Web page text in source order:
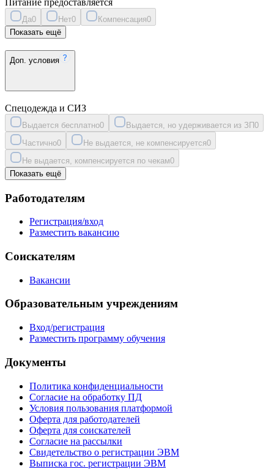
Питание предоставляется
Да0 Нет0 Компенсация0
Показать ещё
Доп. условия
Спецодежда и СИЗ
Выдается бесплатно0 Выдается, но удерживается из ЗП0
Частично0 Не выдается, не компенсируется0
Не выдается, компенсируется по чекам0
Показать ещё
Работодателям
Регистрация/вход
Разместить вакансию
Соискателям
Вакансии
Образовательным учреждениям
Вход/регистрация
Разместить программу обучения
Документы
Политика конфиденциальности
Согласие на обработку ПД
Условия пользования платформой
Оферта для работодателей
Оферта для соискателей
Согласие на рассылки
Свидетельство о регистрации ЭВМ
Выписка гос. регистрации ЭВМ